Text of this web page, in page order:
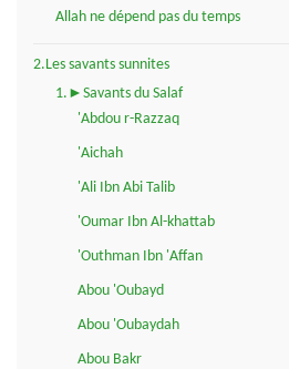
Allah ne dépend pas du temps
2.Les savants sunnites
1.►Savants du Salaf
'Abdou r-Razzaq
'Aichah
'Ali Ibn Abi Talib
'Oumar Ibn Al-khattab
'Outhman Ibn 'Affan
Abou 'Oubayd
Abou 'Oubaydah
Abou Bakr